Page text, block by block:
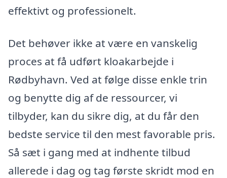
effektivt og professionelt.
Det behøver ikke at være en vanskelig
proces at få udført kloakarbejde i
Rødbyhavn. Ved at følge disse enkle trin
og benytte dig af de ressourcer, vi
tilbyder, kan du sikre dig, at du får den
bedste service til den mest favorable pris.
Så sæt i gang med at indhente tilbud
allerede i dag og tag første skridt mod en